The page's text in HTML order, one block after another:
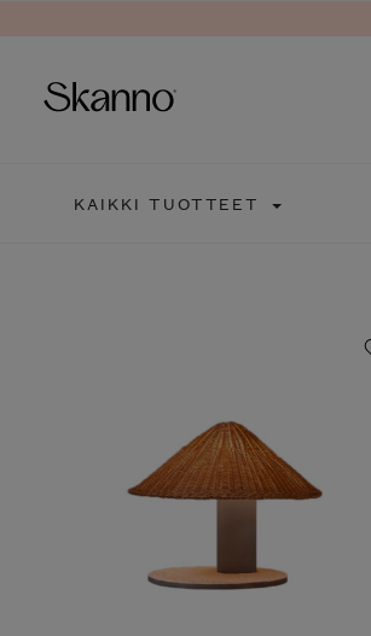
KAIKKI TUOTTEET